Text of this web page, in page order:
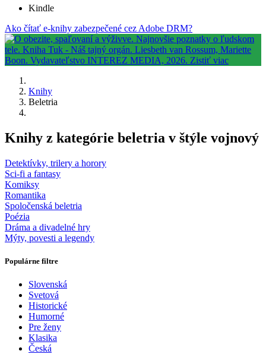
Kindle
Ako čítať e-knihy zabezpečené cez Adobe DRM?
Knihy
Beletria
Knihy z kategórie beletria v štýle vojnový
Detektívky, trilery a horory
Sci-fi a fantasy
Komiksy
Romantika
Spoločenská beletria
Poézia
Dráma a divadelné hry
Mýty, povesti a legendy
Populárne filtre
Slovenská
Svetová
Historické
Humorné
Pre ženy
Klasika
Česká